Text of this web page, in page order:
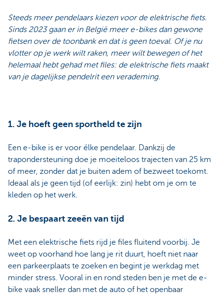
Steeds meer pendelaars kiezen voor de elektrische fiets.
Sinds 2023 gaan er in België meer e-bikes dan gewone
fietsen over de toonbank en dat is geen toeval. Of je nu
vlotter op je werk wilt raken, meer wilt bewegen of het
helemaal hebt gehad met files: de elektrische fiets maakt
van je dagelijkse pendelrit een verademing.
1. Je hoeft geen sportheld te zijn
Een e-bike is er voor élke pendelaar. Dankzij de
trapondersteuning doe je moeiteloos trajecten van 25 km
of meer, zonder dat je buiten adem of bezweet toekomt.
Ideaal als je geen tijd (of eerlijk: zin) hebt om je om te
kleden op het werk.
2. Je bespaart zeeën van tijd
Met een elektrische fiets rijd je files fluitend voorbij. Je
weet op voorhand hoe lang je rit duurt, hoeft niet naar
een parkeerplaats te zoeken en begint je werkdag met
minder stress. Vooral in en rond steden ben je met de e-
bike vaak sneller dan met de auto of het openbaar